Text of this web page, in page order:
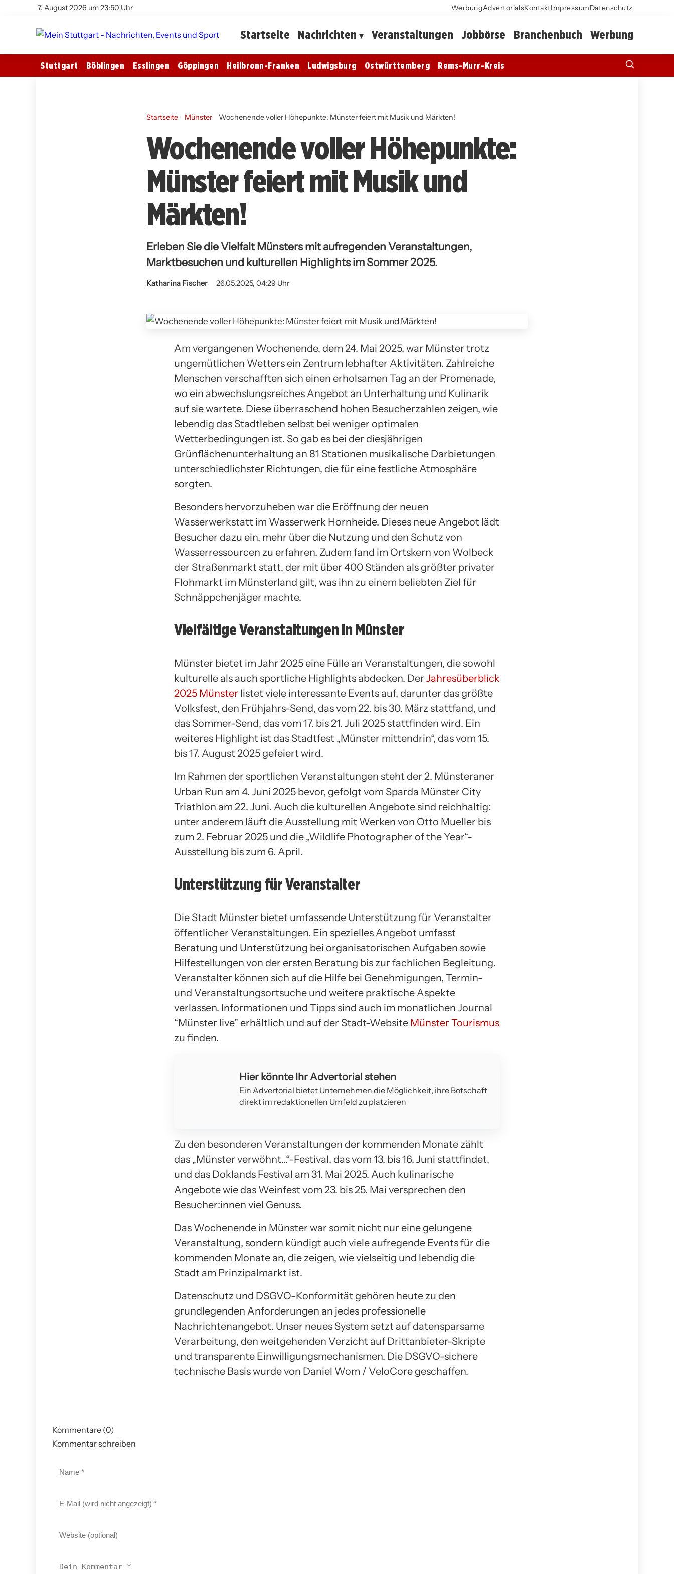
7. August 2026 um 23:50 Uhr WerbungAdvertorialsKontaktImpressumDatenschutz
Startseite Nachrichten Veranstaltungen Jobbörse Branchenbuch Werbung
Stuttgart Böblingen Esslingen Göppingen Heilbronn-Franken Ludwigsburg Ostwürttemberg Rems-Murr-Kreis
Startseite Münster Wochenende voller Höhepunkte: Münster feiert mit Musik und Märkten!
Wochenende voller Höhepunkte:
Münster feiert mit Musik und
Märkten!
Erleben Sie die Vielfalt Münsters mit aufregenden Veranstaltungen,
Marktbesuchen und kulturellen Highlights im Sommer 2025.
Katharina Fischer 26.05.2025, 04:29 Uhr
Am vergangenen Wochenende, dem 24. Mai 2025, war Münster trotz
ungemütlichen Wetters ein Zentrum lebhafter Aktivitäten. Zahlreiche
Menschen verschafften sich einen erholsamen Tag an der Promenade,
wo ein abwechslungsreiches Angebot an Unterhaltung und Kulinarik
auf sie wartete. Diese überraschend hohen Besucherzahlen zeigen, wie
lebendig das Stadtleben selbst bei weniger optimalen
Wetterbedingungen ist. So gab es bei der diesjährigen
Grünflächenunterhaltung an 81 Stationen musikalische Darbietungen
unterschiedlichster Richtungen, die für eine festliche Atmosphäre
sorgten.
Besonders hervorzuheben war die Eröffnung der neuen
Wasserwerkstatt im Wasserwerk Hornheide. Dieses neue Angebot lädt
Besucher dazu ein, mehr über die Nutzung und den Schutz von
Wasserressourcen zu erfahren. Zudem fand im Ortskern von Wolbeck
der Straßenmarkt statt, der mit über 400 Ständen als größter privater
Flohmarkt im Münsterland gilt, was ihn zu einem beliebten Ziel für
Schnäppchenjäger machte.
Vielfältige Veranstaltungen in Münster
Münster bietet im Jahr 2025 eine Fülle an Veranstaltungen, die sowohl
kulturelle als auch sportliche Highlights abdecken. Der Jahresüberblick
2025 Münster listet viele interessante Events auf, darunter das größte
Volksfest, den Frühjahrs-Send, das vom 22. bis 30. März stattfand, und
das Sommer-Send, das vom 17. bis 21. Juli 2025 stattfinden wird. Ein
weiteres Highlight ist das Stadtfest „Münster mittendrin“, das vom 15.
bis 17. August 2025 gefeiert wird.
Im Rahmen der sportlichen Veranstaltungen steht der 2. Münsteraner
Urban Run am 4. Juni 2025 bevor, gefolgt vom Sparda Münster City
Triathlon am 22. Juni. Auch die kulturellen Angebote sind reichhaltig:
unter anderem läuft die Ausstellung mit Werken von Otto Mueller bis
zum 2. Februar 2025 und die „Wildlife Photographer of the Year“-
Ausstellung bis zum 6. April.
Unterstützung für Veranstalter
Die Stadt Münster bietet umfassende Unterstützung für Veranstalter
öffentlicher Veranstaltungen. Ein spezielles Angebot umfasst
Beratung und Unterstützung bei organisatorischen Aufgaben sowie
Hilfestellungen von der ersten Beratung bis zur fachlichen Begleitung.
Veranstalter können sich auf die Hilfe bei Genehmigungen, Termin-
und Veranstaltungsortsuche und weitere praktische Aspekte
verlassen. Informationen und Tipps sind auch im monatlichen Journal
“Münster live” erhältlich und auf der Stadt-Website Münster Tourismus
zu finden.
Hier könnte Ihr Advertorial stehen
Ein Advertorial bietet Unternehmen die Möglichkeit, ihre Botschaft
direkt im redaktionellen Umfeld zu platzieren
Zu den besonderen Veranstaltungen der kommenden Monate zählt
das „Münster verwöhnt…“-Festival, das vom 13. bis 16. Juni stattfindet,
und das Doklands Festival am 31. Mai 2025. Auch kulinarische
Angebote wie das Weinfest vom 23. bis 25. Mai versprechen den
Besucher:innen viel Genuss.
Das Wochenende in Münster war somit nicht nur eine gelungene
Veranstaltung, sondern kündigt auch viele aufregende Events für die
kommenden Monate an, die zeigen, wie vielseitig und lebendig die
Stadt am Prinzipalmarkt ist.
Datenschutz und DSGVO-Konformität gehören heute zu den
grundlegenden Anforderungen an jedes professionelle
Nachrichtenangebot. Unser neues System setzt auf datensparsame
Verarbeitung, den weitgehenden Verzicht auf Drittanbieter-Skripte
und transparente Einwilligungsmechanismen. Die DSGVO-sichere
technische Basis wurde von Daniel Wom / VeloCore geschaffen.
Kommentare (0)
Kommentar schreiben